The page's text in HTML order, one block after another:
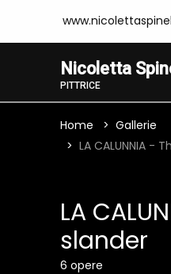
Nicoletta
PITTRICE
Home
Gallerie
LA CALUNNIA -
LA
slander
6 opere